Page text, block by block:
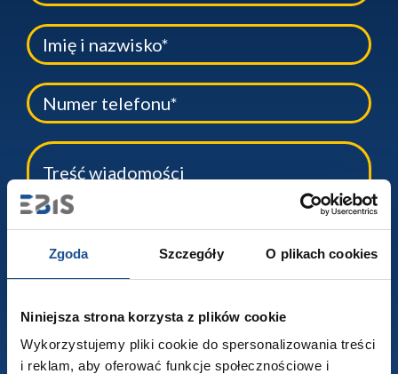
Zgoda Szczegóły O plikach cookies
Niniejsza strona korzysta z plików cookie
Wykorzystujemy pliki cookie do spersonalizowania treści
i reklam, aby oferować funkcje społecznościowe i
Zgadzam się na przetwarzanie moich danych osobowych przez
EBIS Sp. z o.o. w celu odpowiedzi na moją wiadomość, drogą
telefoniczną lub poprzez e-mail.
Polityka ochrony danych